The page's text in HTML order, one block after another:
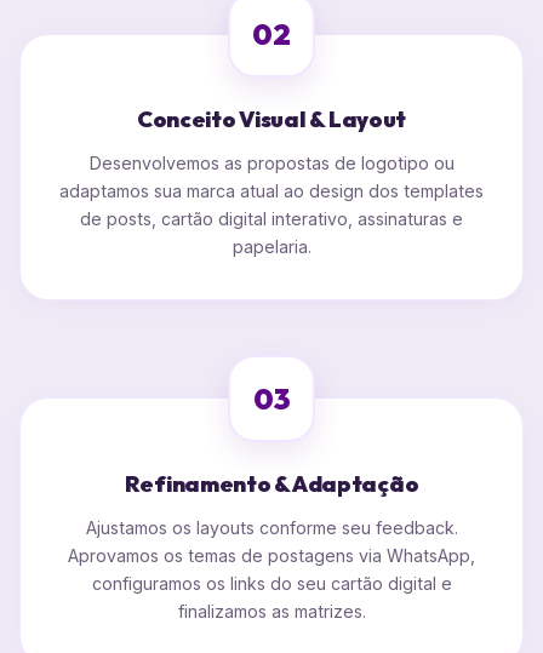
02
Conceito Visual & Layout
Desenvolvemos as propostas de logotipo ou
adaptamos sua marca atual ao design dos templates
de posts, cartão digital interativo, assinaturas e
papelaria.
03
Refinamento & Adaptação
Ajustamos os layouts conforme seu feedback.
Aprovamos os temas de postagens via WhatsApp,
configuramos os links do seu cartão digital e
finalizamos as matrizes.